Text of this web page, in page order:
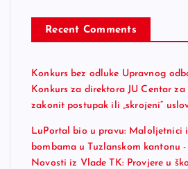
Recent Comments
Konkurs bez odluke Upravnog
Konkurs za direktora JU Centar
zakonit postupak ili „skrojeni“
LuPortal bio u pravu: Maloljetnici
bombama u Tuzlanskom kantonu -
Novosti iz Vlade TK: Provjere u